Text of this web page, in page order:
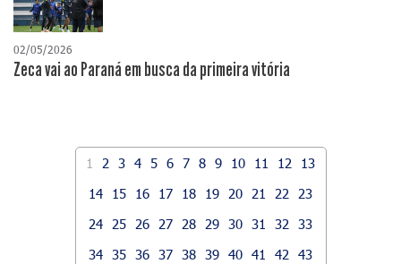
02/05/2026
Zeca vai ao Paraná em busca da primeira vitória
1 2 3 4 5 6 7 8 9 10 11 12
13
14
15 16 17 18 19 20 21 22
23
24
25 26 27 28 29 30 31 32
33
34
35 36 37 38 39 40 41 42
43